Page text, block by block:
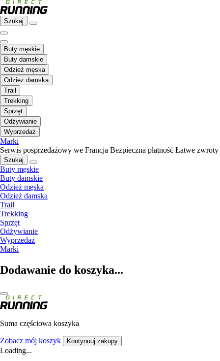
Szukaj
Buty męskie
Buty damskie
Odzież męska
Odzież damska
Trail
Trekking
Sprzęt
Odżywianie
Wyprzedaż
Marki
Serwis posprzedażowy we Francja Bezpieczna płatność Łatwe zwroty
Szukaj
Buty męskie
Buty damskie
Odzież męska
Odzież damska
Trail
Trekking
Sprzęt
Odżywianie
Wyprzedaż
Marki
Dodawanie do koszyka...
Suma częściowa koszyka
Zobacz mój koszyk Kontynuuj zakupy
Loading...